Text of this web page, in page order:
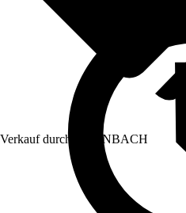
Verkauf durch: HORNBACH